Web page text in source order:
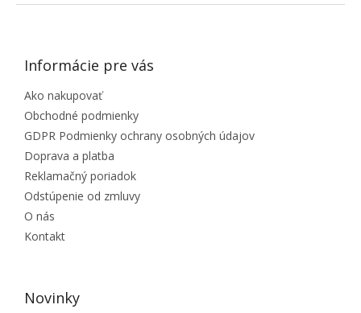
ZÁPÄTIE
Informácie pre vás
Ako nakupovať
Obchodné podmienky
GDPR Podmienky ochrany osobných údajov
Doprava a platba
Reklamačný poriadok
Odstúpenie od zmluvy
O nás
Kontakt
Novinky